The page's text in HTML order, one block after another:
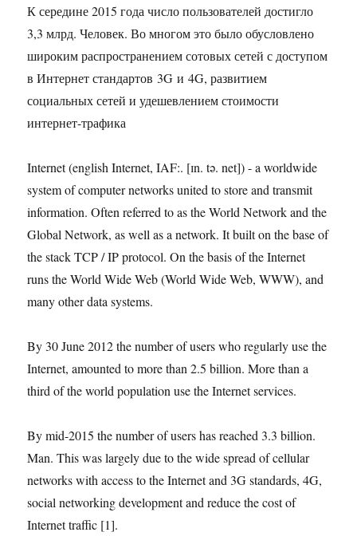
К середине 2015 года число пользователей достигло
3,3 млрд. Человек. Во многом это было обусловлено
широким распространением сотовых сетей с доступом
в Интернет стандартов 3G и 4G, развитием
социальных сетей и удешевлением стоимости
интернет-трафика
Internet (english Internet, IAF:. [ɪn. tə. net]) - a worldwide
system of computer networks united to store and transmit
information. Often referred to as the World Network and the
Global Network, as well as a network. It built on the base of
the stack TCP / IP protocol. On the basis of the Internet
runs the World Wide Web (World Wide Web, WWW), and
many other data systems.
By 30 June 2012 the number of users who regularly use the
Internet, amounted to more than 2.5 billion. More than a
third of the world population use the Internet services.
By mid-2015 the number of users has reached 3.3 billion.
Man. This was largely due to the wide spread of cellular
networks with access to the Internet and 3G standards, 4G,
social networking development and reduce the cost of
Internet traffic [1].